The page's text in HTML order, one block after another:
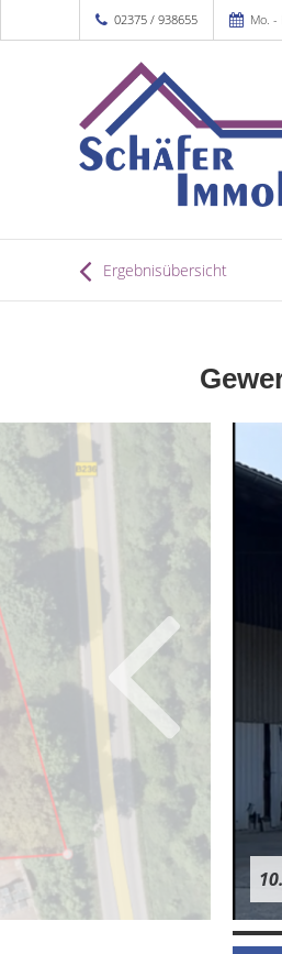
02375 / 938655 Mo. -
Ergebnisübersicht